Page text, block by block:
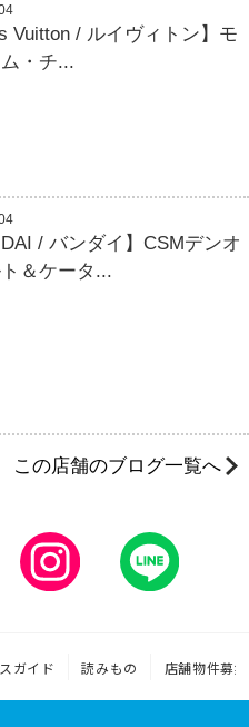
Vuitton / ルイヴィトン】モ
・チ...
/ バンダイ】CSMデンオ
＆ケータ...
この店舗のブログ一覧へ
ガイド 読みもの 店舗物件募集